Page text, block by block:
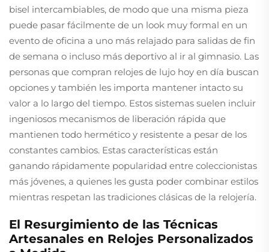
bisel intercambiables, de modo que una misma pieza
puede pasar fácilmente de un look muy formal en un
evento de oficina a uno más relajado para salidas de fin
de semana o incluso más deportivo al ir al gimnasio. Las
personas que compran relojes de lujo hoy en día buscan
opciones y también les importa mantener intacto su
valor a lo largo del tiempo. Estos sistemas suelen incluir
ingeniosos mecanismos de liberación rápida que
mantienen todo hermético y resistente a pesar de los
constantes cambios. Estas características están
ganando rápidamente popularidad entre coleccionistas
más jóvenes, a quienes les gusta poder combinar estilos
mientras respetan las tradiciones clásicas de la relojería.
El Resurgimiento de las Técnicas
Artesanales en Relojes Personalizados